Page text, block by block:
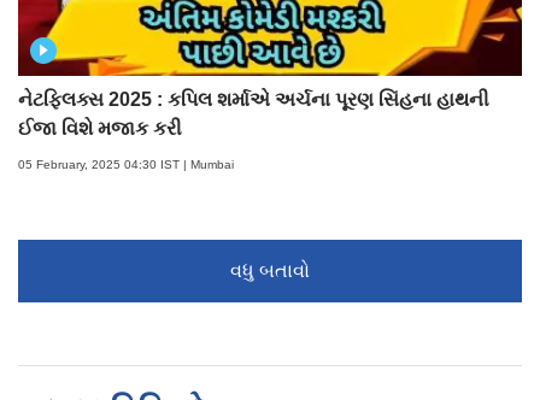
નેટફ્લિક્સ 2025 : કપિલ શર્માએ અર્ચના પૂરણ સિંહના હાથની
ઈજા વિશે મજાક કરી
05 February, 2025 04:30 IST | Mumbai
વધુ બતાવો